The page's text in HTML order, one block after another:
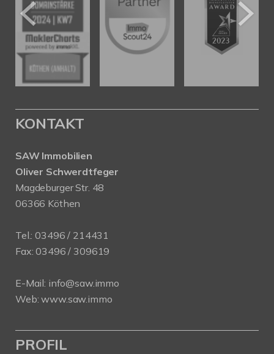
KONTAKT
SAW Immobilien
Oliver Schwerdtfeger
Magdeburger Str. 48
06366 Köthen
Tel.:03496 / 214431
Fax: 03496 / 309619
E-Mail: info@saw.immo
Web:www.saw.immo
PROFIL